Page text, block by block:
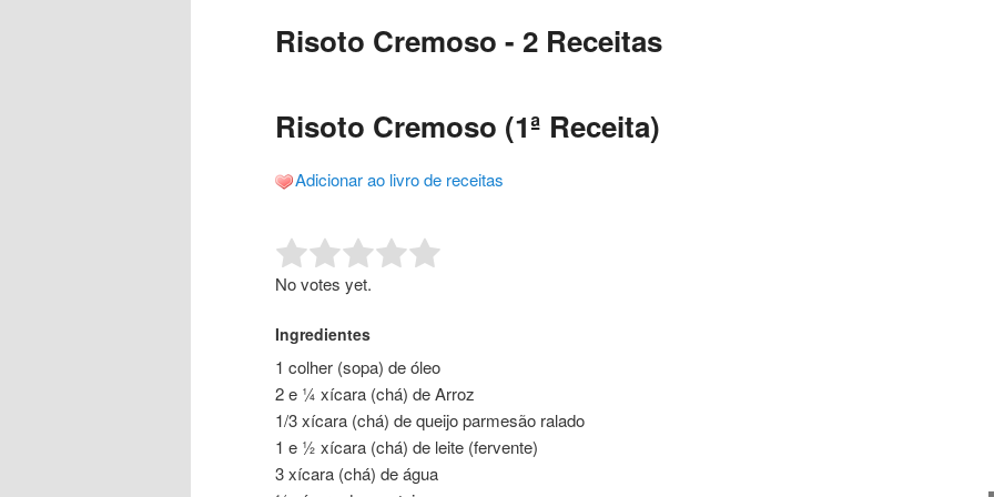
conteúdo
conteúdo
Risoto Cremoso - 2 Receitas
Risoto Cremoso (1ª Receita)
Adicionar ao livro de receitas
Rate this item:
No votes yet.
Ingredientes
1 colher (sopa) de óleo
2 e ¼ xícara (chá) de Arroz
1/3 xícara (chá) de queijo parmesão ralado
1 e ½ xícara (chá) de leite (fervente)
3 xícara (chá) de água